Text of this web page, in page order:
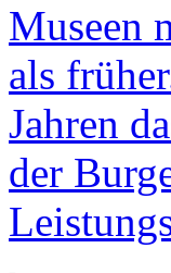
Museen
als
Jahren
der